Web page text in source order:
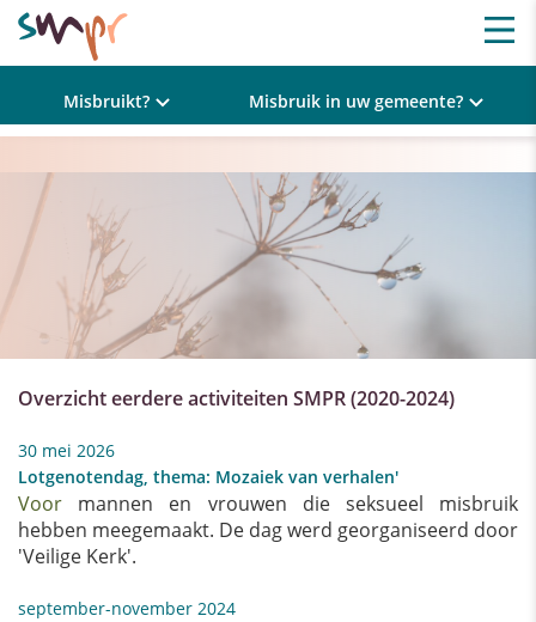
Misbruikt? Misbruik in uw gemeente?
Overzicht eerdere activiteiten SMPR (2020-2024)
30 mei 2026
Lotgenotendag, thema: Mozaiek van verhalen'
Voor mannen en vrouwen die seksueel misbruik
hebben meegemaakt. De dag werd georganiseerd door
'Veilige Kerk'.
september-november 2024